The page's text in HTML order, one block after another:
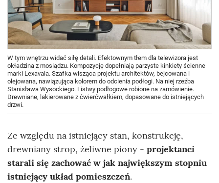
W tym wnętrzu widać siłę detali. Efektownym tłem dla telewizora jest
okładzina z mosiądzu. Kompozycję dopełniają parzyste kinkiety ścienne
marki Lexavala. Szafka wisząca projektu architektów, bejcowana i
olejowana, nawiązująca kolorem do odcienia podłogi. Na niej rzeźba
Stanisława Wysockiego. Listwy podłogowe robione na zamówienie.
Drewniane, lakierowane z ćwierćwałkiem, dopasowane do istniejących
drzwi.
Ze względu na istniejący stan, konstrukcję,
drewniany strop, żeliwne piony - projektanci
starali się zachować w jak największym stopniu
istniejący układ pomieszczeń.